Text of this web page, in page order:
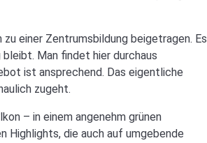
einer Zentrumsbildung beigetragen. Es
Man findet hier durchaus
ist ansprechend. Das eigentliche
zugeht.
– in einem angenehm grünen
die auch auf umgebende